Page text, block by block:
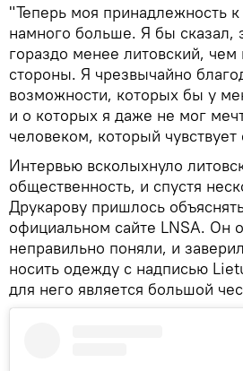
"Теперь моя принадлежность
намного больше. Я бы сказал,
гораздо менее литовский, чем
стороны. Я чрезвычайно
возможности, которых бы у
и о которых я даже не мог
человеком, который
Интервью всколыхнуло
общественность, и спустя
Друкарову пришлось
официальном сайте LNSA. Он
неправильно поняли, и
носить одежду с надписью
для него является большой